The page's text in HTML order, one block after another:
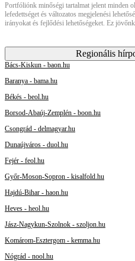
Portfóliónk minőségi tartalmat jelent minden
lefedettséget és változatos megjelenési
irányokat és fejlődési lehetőségeket. Ez jövőnk
Regionális
Bács-Kiskun - baon.hu
Baranya - bama.hu
Békés - beol.hu
Borsod-Abaúj-Zemplén - boon.hu
Csongrád - delmagyar.hu
Dunaújváros - duol.hu
Fejér - feol.hu
Győr-Moson-Sopron - kisalfold.hu
Hajdú-Bihar - haon.hu
Heves - heol.hu
Jász-Nagykun-Szolnok - szoljon.hu
Komárom-Esztergom - kemma.hu
Nógrád - nool.hu